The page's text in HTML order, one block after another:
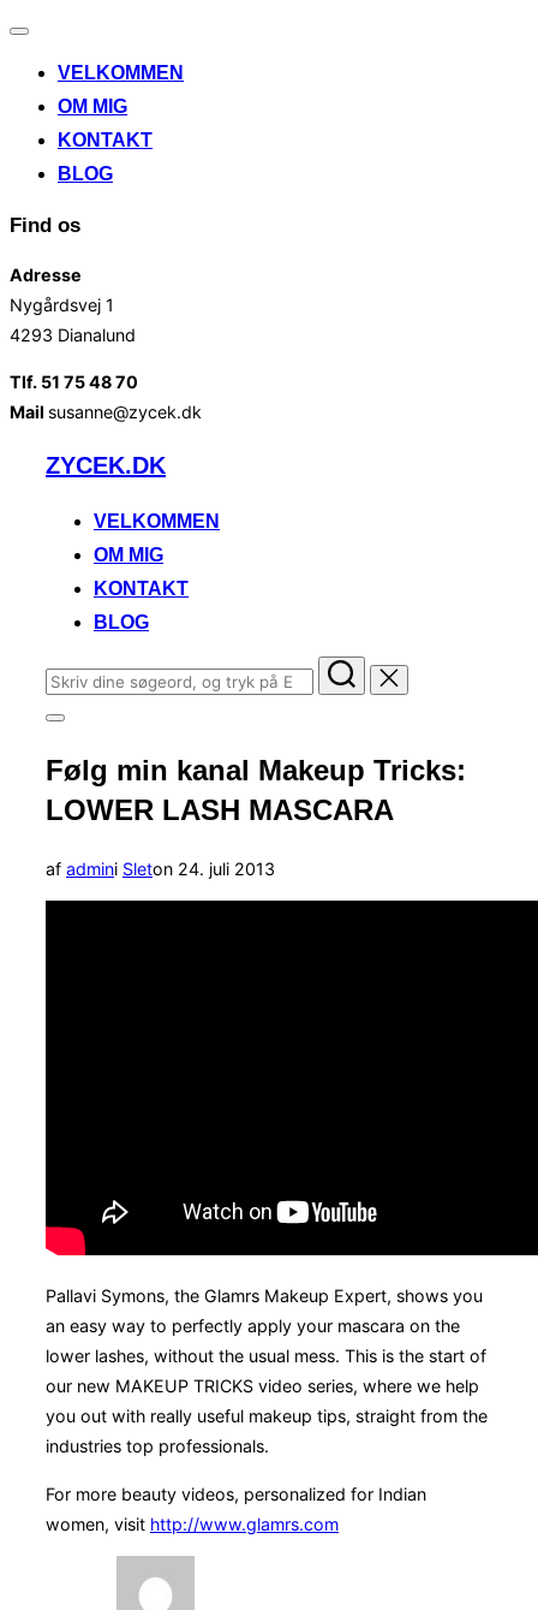
Slå
til/fraVELKOMMEN
OM MIG
KONTAKT
BLOG
Find os
Adresse
Nygårdsvej 1
4293 Dianalund
Tlf. 51 75 48 70
Mail susanne@zycek.dk
VidereZYCEK.DK
VELKOMMEN
OM MIG
KONTAKT
BLOG
Søg
efter:
Slå
i
sidekolonne
til/fra
Følg min kanal Makeup Tricks:
LOWER LASH MASCARA
af admini Sleton Udgivet
d.
24. juli 2013
Pallavi Symons, the Glamrs Makeup Expert, shows you
an easy way to perfectly apply your mascara on the
lower lashes, without the usual mess. This is the start of
our new MAKEUP TRICKS video series, where we help
you out with really useful makeup tips, straight from the
industries top professionals.
For more beauty videos, personalized for Indian
women, visit http://www.glamrs.com